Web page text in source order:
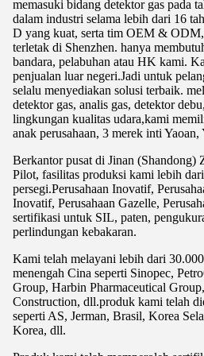
memasuki bidang detektor gas pada
dalam industri selama lebih dari 16
D yang kuat, serta tim OEM & ODM,
terletak di Shenzhen. hanya
bandara, pelabuhan atau HK kami.
penjualan luar negeri.Jadi untuk
selalu menyediakan solusi terbaik.
detektor gas, analis gas, detektor
lingkungan kualitas udara,kami
anak perusahaan, 3 merek inti
Berkantor pusat di Jinan (Shandong)
Pilot, fasilitas produksi kami lebih
persegi.Perusahaan Inovatif,
Inovatif, Perusahaan Gazelle,
sertifikasi untuk SIL, paten,
perlindungan kebakaran.
Kami telah melayani lebih dari 30.000
menengah Cina seperti Sinopec,
Group, Harbin Pharmaceutical
Construction, dll.produk kami telah
seperti AS, Jerman, Brasil, Korea
Korea, dll.